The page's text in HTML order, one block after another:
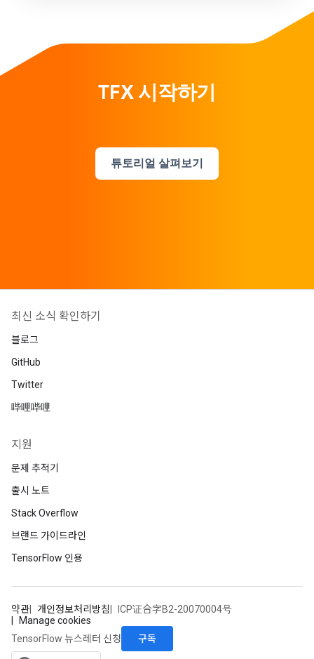
TFX 시작하기
튜토리얼 살펴보기
최신 소식 확인하기
블로그
GitHub
Twitter
哔哩哔哩
지원
문제 추적기
출시 노트
Stack Overflow
브랜드 가이드라인
TensorFlow 인용
약관 개인정보처리방침
ICP证合字B2-20070004号
Manage cookies
TensorFlow 뉴스레터 신청
구독